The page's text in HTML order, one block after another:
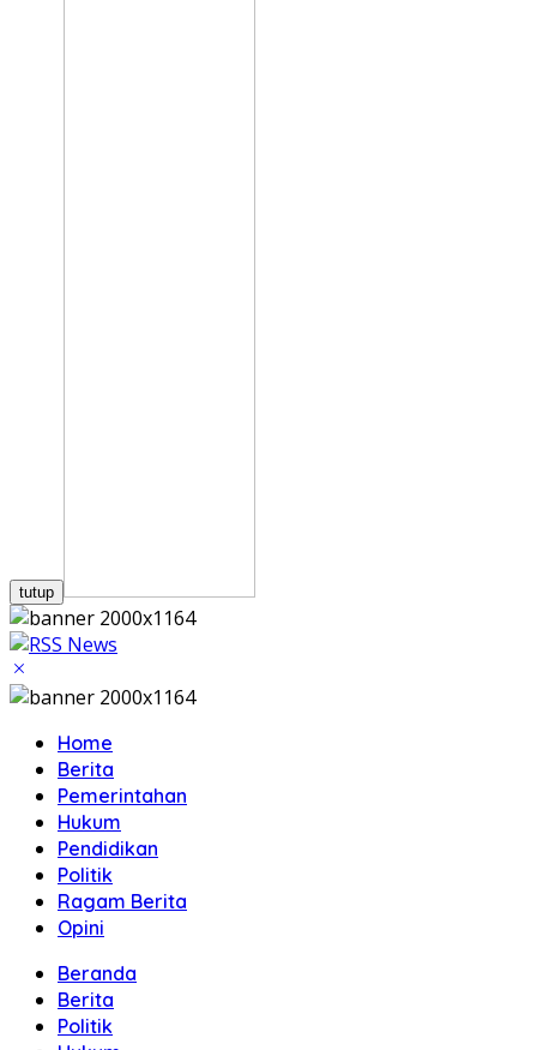
tutup
Home
Berita
Pemerintahan
Hukum
Pendidikan
Politik
Ragam Berita
Opini
Beranda
Berita
Politik